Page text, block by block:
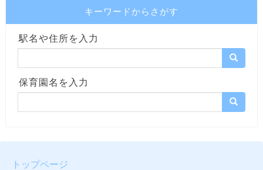
キーワードからさがす
駅名や住所を入力
保育園名を入力
トップページ